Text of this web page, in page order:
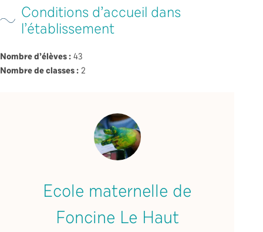
Conditions d’accueil dans
l’établissement
Nombre d’élèves : 43
Nombre de classes : 2
Ecole maternelle de
Foncine Le Haut